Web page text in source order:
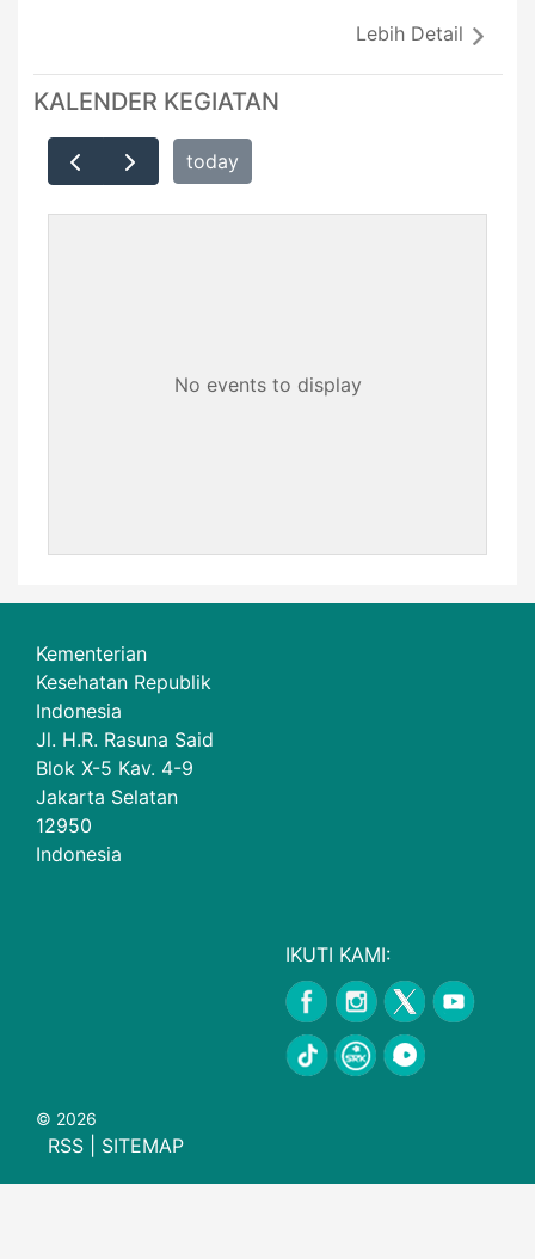
Lebih Detail
KALENDER KEGIATAN
today
No events to display
Kementerian
Kesehatan Republik
Indonesia
Jl. H.R. Rasuna Said
Blok X-5 Kav. 4-9
Jakarta Selatan
12950
Indonesia
IKUTI KAMI:
© 2026
RSS SITEMAP